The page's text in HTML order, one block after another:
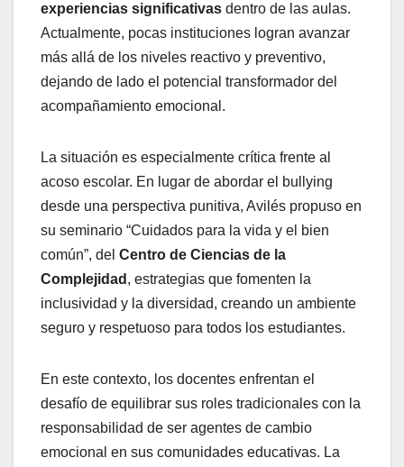
experiencias significativas dentro de las aulas.
Actualmente, pocas instituciones logran avanzar
más allá de los niveles reactivo y preventivo,
dejando de lado el potencial transformador del
acompañamiento emocional.
La situación es especialmente crítica frente al
acoso escolar. En lugar de abordar el bullying
desde una perspectiva punitiva, Avilés propuso en
su seminario “Cuidados para la vida y el bien
común”, del Centro de Ciencias de la
Complejidad , estrategias que fomenten la
inclusividad y la diversidad, creando un ambiente
seguro y respetuoso para todos los estudiantes.
En este contexto, los docentes enfrentan el
desafío de equilibrar sus roles tradicionales con la
responsabilidad de ser agentes de cambio
emocional en sus comunidades educativas. La